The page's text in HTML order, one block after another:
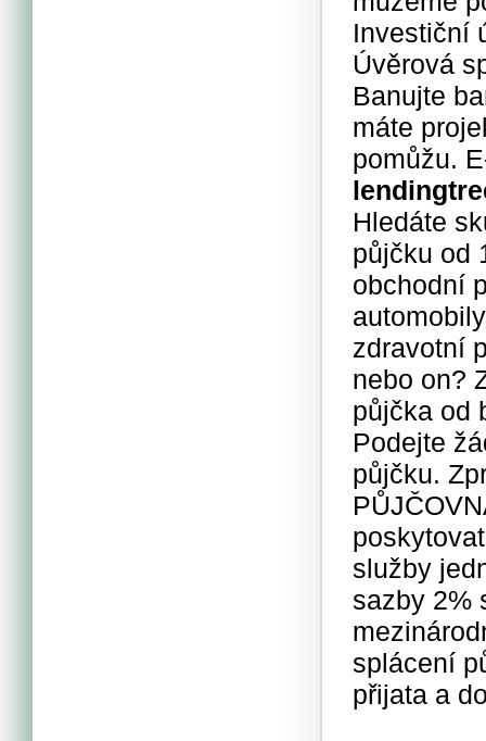
Investiční
Úvěrová
Banujte
máte
pomůžu.
Hledáte
půjčku od
obchodní
zdravotní
nebo on?
půjčka od
Podejte
půjčku.
služby
sazby 2%
splácení
přijata a